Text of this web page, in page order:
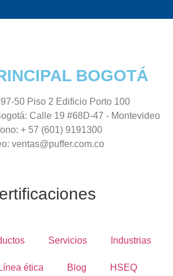
BOGOTÁ
50 Piso 2 Edificio Porto 100
Calle 19 #68D-47 - Montevideo
+ 57 (601) 9191300
ventas@puffer.com.co
Servicios Industrias
Línea ética Blog HSEQ